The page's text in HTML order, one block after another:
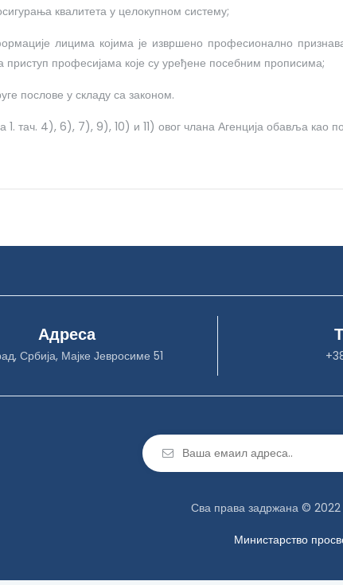
квалитета у целокупном систему;
лицима којима је извршено професионално
приступ професијама које су уређене посебним прописима;
послове у складу са законом.
1. тач. 4), 6), 7), 9), 10) и 11) овог члана Агенција обавља као
Адреса
Србија, Мајке Јевросиме 51
Сва права задржана © 2022
Министарство